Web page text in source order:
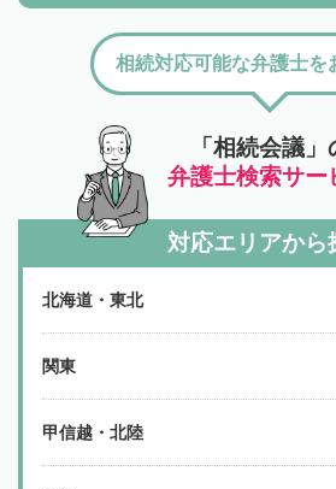
「相続会議」
弁護士検索サー
相続対応可能な弁護士を
対応エリアから
北海道・東北
関東
甲信越・北陸